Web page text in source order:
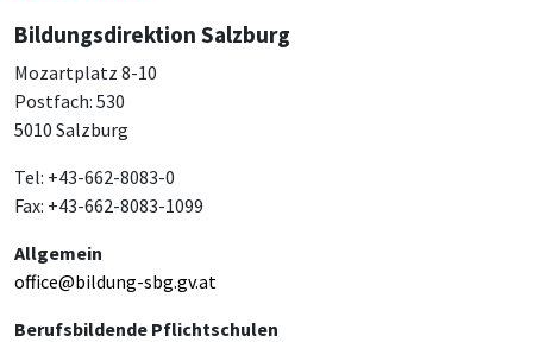
Bildungsdirektion Salzburg
Mozartplatz 8-10
Postfach: 530
5010 Salzburg
Tel: +43-662-8083-0
Fax: +43-662-8083-1099
Allgemein
office@bildung-sbg.gv.at
Berufsbildende Pflichtschulen